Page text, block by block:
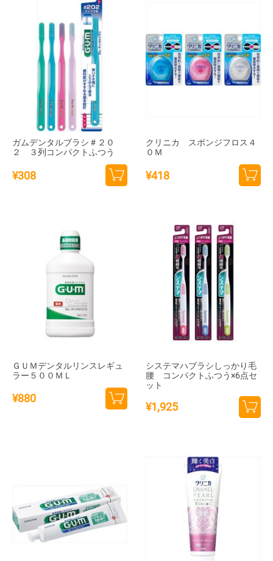
ガムデンタルブラシ＃２０
２ ３列コンパクトふつう
¥308
クリニカ スポンジフロス４
０Ｍ
¥418
ＧＵＭデンタルリンスレギュ
ラー５００ＭＬ
¥880
システマハブラシしっかり毛
腰 コンパクトふつう×6点セ
ット
¥1,925